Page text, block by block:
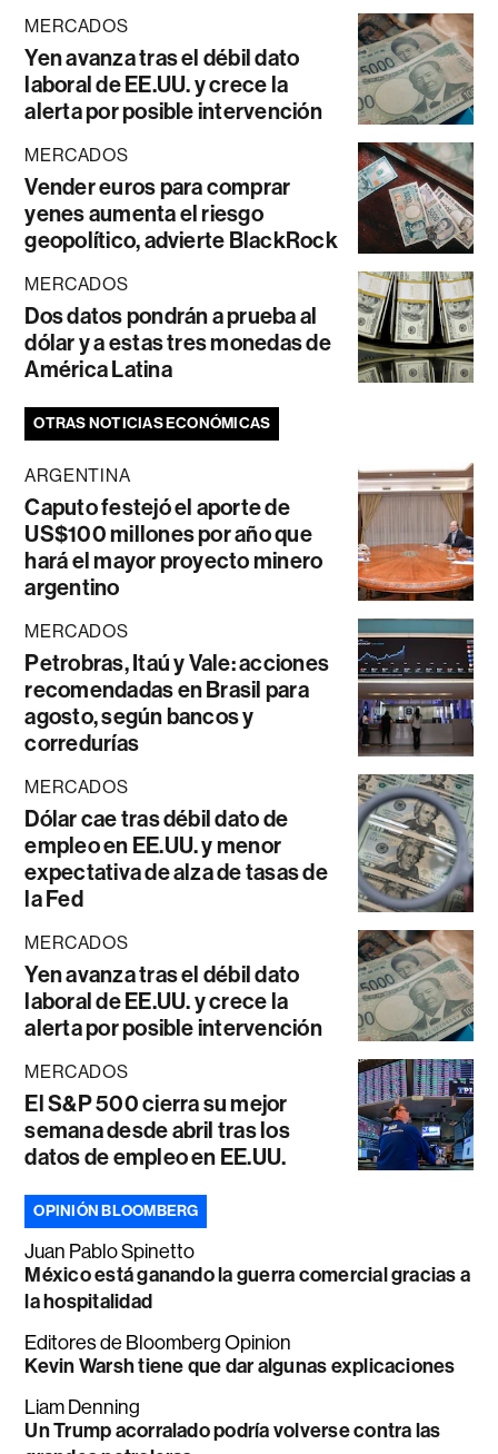
MERCADOS
Yen avanza tras el débil dato
laboral de EE.UU. y crece la
alerta por posible intervención
MERCADOS
Vender euros para comprar
yenes aumenta el riesgo
geopolítico, advierte BlackRock
MERCADOS
Dos datos pondrán a prueba al
dólar y a estas tres monedas de
América Latina
OTRAS NOTICIAS ECONÓMICAS
ARGENTINA
Caputo festejó el aporte de
US$100 millones por año que
hará el mayor proyecto minero
argentino
MERCADOS
Petrobras, Itaú y Vale: acciones
recomendadas en Brasil para
agosto, según bancos y
corredurías
MERCADOS
Dólar cae tras débil dato de
empleo en EE.UU. y menor
expectativa de alza de tasas de
la Fed
MERCADOS
Yen avanza tras el débil dato
laboral de EE.UU. y crece la
alerta por posible intervención
MERCADOS
El S&P 500 cierra su mejor
semana desde abril tras los
datos de empleo en EE.UU.
OPINIÓN BLOOMBERG
Juan Pablo Spinetto
México está ganando la guerra comercial gracias a
la hospitalidad
Editores de Bloomberg Opinion
Kevin Warsh tiene que dar algunas explicaciones
Liam Denning
Un Trump acorralado podría volverse contra las